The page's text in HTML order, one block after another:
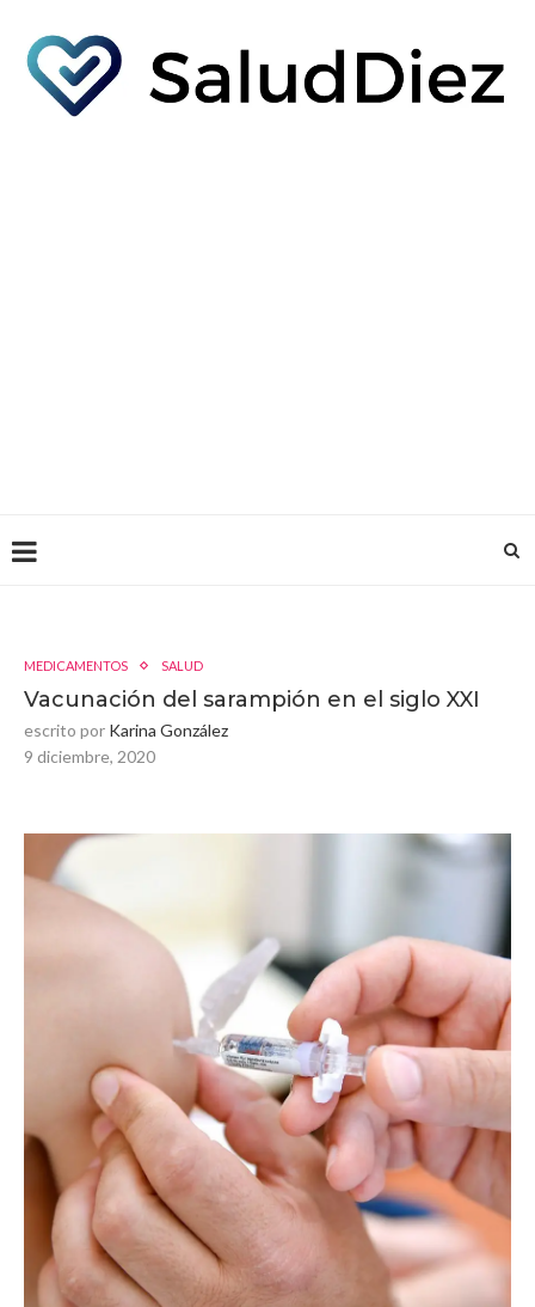
MEDICAMENTOS SALUD
Vacunación del sarampión en el siglo XXI
escrito por Karina González
9 diciembre, 2020